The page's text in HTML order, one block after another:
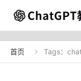
首页  Tags：